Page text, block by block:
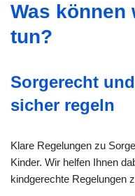
Was können
tun?
Sorgerecht
sicher regeln
Klare Regelungen zu
Kinder. Wir helfen Ihnen
kindgerechte Regelungen